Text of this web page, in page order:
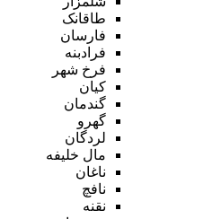
طاقانک
فارسان
فرادبنه
فرخ شهر
کیان
گندمان
گهرو
لردگان
مال خلیفه
ناغان
نافچ
نقنه